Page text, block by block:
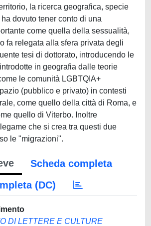
la ricerca geografica, specie
dovuto tener conto di una
come quella della sessualità,
fa relegata alla sfera privata degli
tesi di dottorato, introducendo le
in geografia dalle teorie
le comunità LGBTQIA+
(pubblico e privato) in contesti
come quello della città di Roma, e
quello di Viterbo. Inoltre
che si crea tra questi due
le "migrazioni".
Scheda completa
(DC)
DI LETTERE E CULTURE